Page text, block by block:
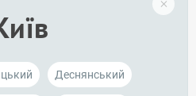
Деснянський